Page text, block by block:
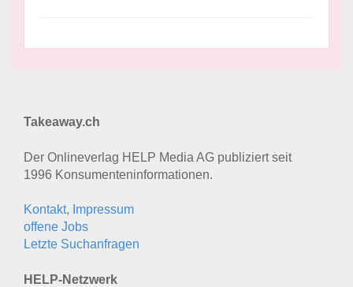
Takeaway.ch
Der Onlineverlag HELP Media AG publiziert seit
1996 Konsumenten­informationen.
Kontakt, Impressum
offene Jobs
Letzte Suchanfragen
HELP-Netzwerk